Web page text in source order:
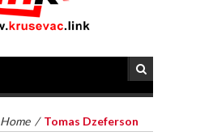
Home / Tomas Dzeferson